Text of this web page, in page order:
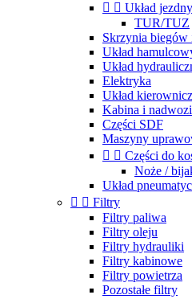
  Układ jezdny
TUR/TUZ
Skrzynia biegów
Układ
Układ
Elektryka
Układ
Kabina i
Części SDF
Maszyny
  Części do
Noże /
Układ
  Filtry
Filtry paliwa
Filtry oleju
Filtry hydrauliki
Filtry kabinowe
Filtry powietrza
Pozostałe filtry